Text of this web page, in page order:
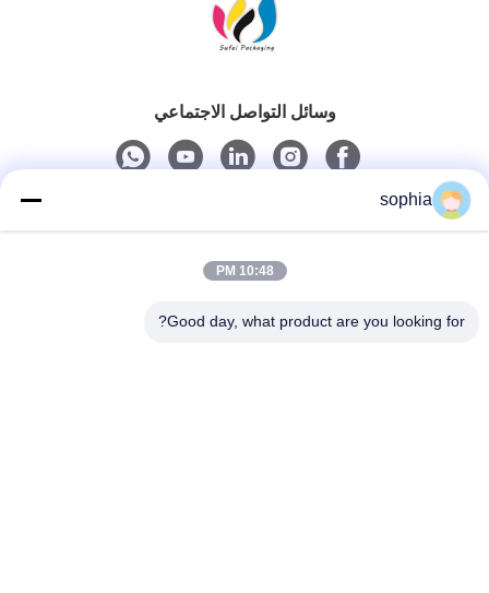
وسائل التواصل الاجتماعي
sophia
10:48 PM
Good day, what product are you looking for?